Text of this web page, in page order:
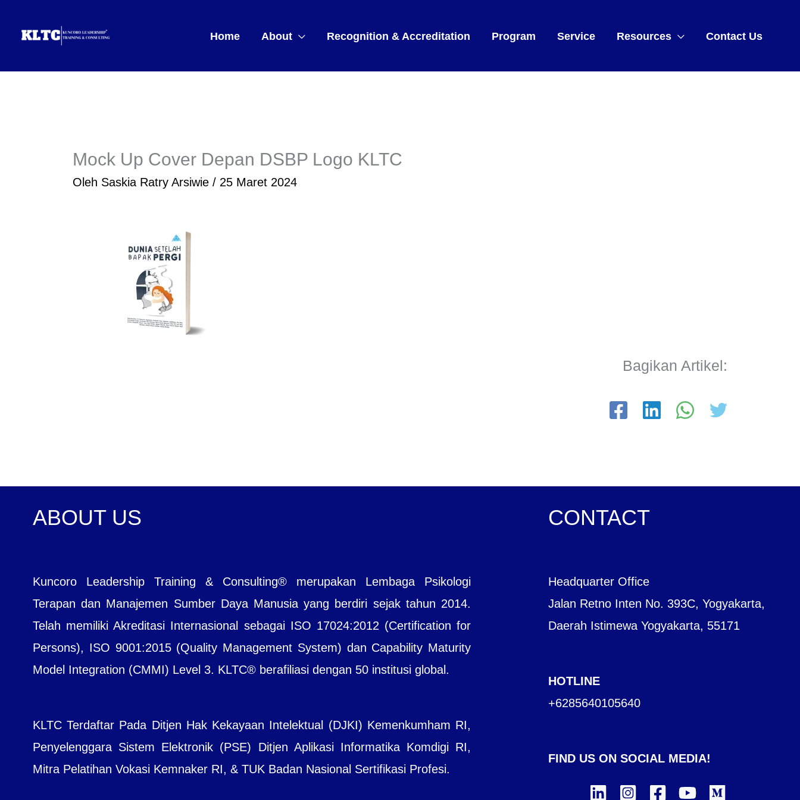
Home About Recognition & Accreditation Program Service Resources Contact Us
Mock Up Cover Depan DSBP Logo KLTC
Oleh Saskia Ratry Arsiwie / 25 Maret 2024
Bagikan Artikel:
ABOUT US
Kuncoro Leadership Training & Consulting® merupakan Lembaga Psikologi
Terapan dan Manajemen Sumber Daya Manusia yang berdiri sejak tahun 2014.
Telah memiliki Akreditasi Internasional sebagai ISO 17024:2012 (Certification for
Persons), ISO 9001:2015 (Quality Management System) dan Capability Maturity
Model Integration (CMMI) Level 3. KLTC® berafiliasi dengan 50 institusi global.
KLTC Terdaftar Pada Ditjen Hak Kekayaan Intelektual (DJKI) Kemenkumham RI,
Penyelenggara Sistem Elektronik (PSE) Ditjen Aplikasi Informatika Komdigi RI,
Mitra Pelatihan Vokasi Kemnaker RI, & TUK Badan Nasional Sertifikasi Profesi.
CONTACT
Headquarter Office
Jalan Retno Inten No. 393C, Yogyakarta,
Daerah Istimewa Yogyakarta, 55171
HOTLINE
+6285640105640
FIND US ON SOCIAL MEDIA!